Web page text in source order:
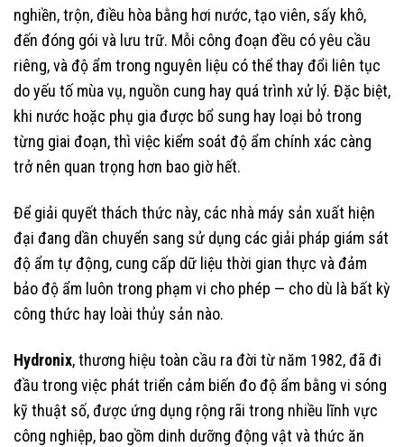
nghiền, trộn, điều hòa bằng hơi nước, tạo viên, sấy khô,
đến đóng gói và lưu trữ. Mỗi công đoạn đều có yêu cầu
riêng, và độ ẩm trong nguyên liệu có thể thay đổi liên tục
do yếu tố mùa vụ, nguồn cung hay quá trình xử lý. Đặc biệt,
khi nước hoặc phụ gia được bổ sung hay loại bỏ trong
từng giai đoạn, thì việc kiểm soát độ ẩm chính xác càng
trở nên quan trọng hơn bao giờ hết.
Để giải quyết thách thức này, các nhà máy sản xuất hiện
đại đang dần chuyển sang sử dụng các giải pháp giám sát
độ ẩm tự động, cung cấp dữ liệu thời gian thực và đảm
bảo độ ẩm luôn trong phạm vi cho phép — cho dù là bất kỳ
công thức hay loài thủy sản nào.
Hydronix, thương hiệu toàn cầu ra đời từ năm 1982, đã đi
đầu trong việc phát triển cảm biến đo độ ẩm bằng vi sóng
kỹ thuật số, được ứng dụng rộng rãi trong nhiều lĩnh vực
công nghiệp, bao gồm dinh dưỡng động vật và thức ăn